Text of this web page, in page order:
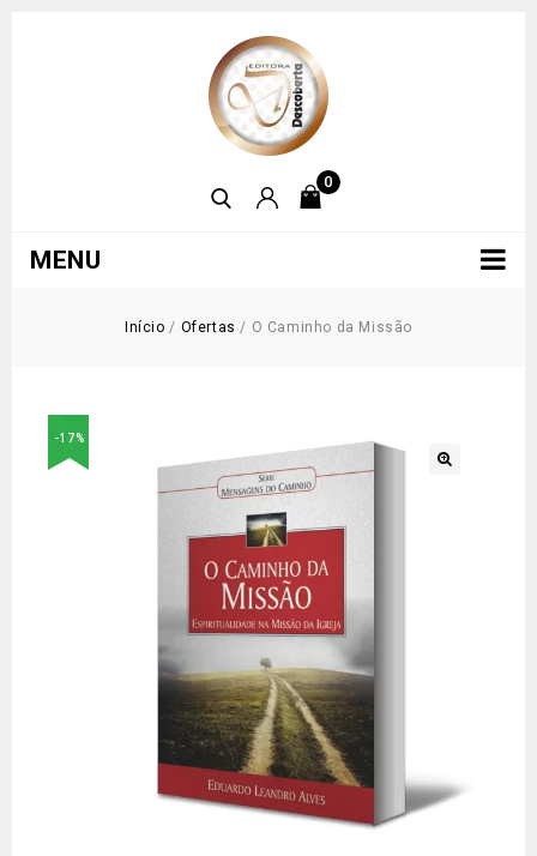
0
MENU
Início / Ofertas / O Caminho da Missão
-17%